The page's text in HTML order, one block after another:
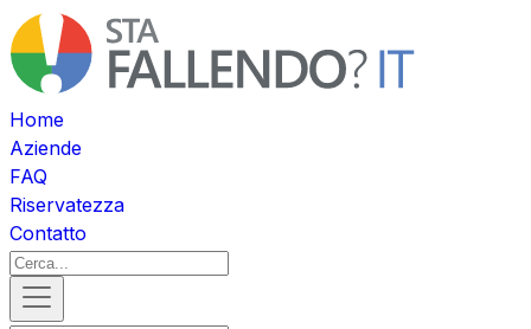
Home
Aziende
FAQ
Riservatezza
Contatto